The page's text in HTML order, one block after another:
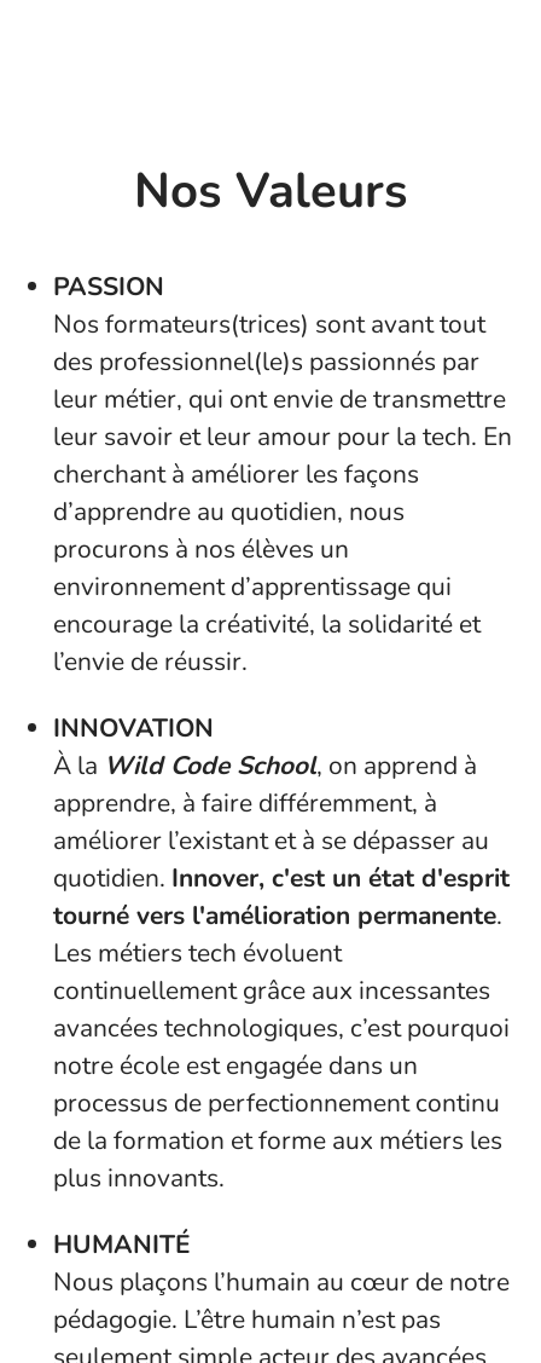
Nos Valeurs
PASSION
Nos formateurs(trices) sont avant tout
des professionnel(le)s passionnés par
leur métier, qui ont envie de transmettre
leur savoir et leur amour pour la tech. En
cherchant à améliorer les façons
d’apprendre au quotidien, nous
procurons à nos élèves un
environnement d’apprentissage qui
encourage la créativité, la solidarité et
l’envie de réussir.
INNOVATION
À la Wild Code School, on apprend à
apprendre, à faire différemment, à
améliorer l’existant et à se dépasser au
quotidien. Innover, c'est un état d'esprit
tourné vers l'amélioration permanente.
Les métiers tech évoluent
continuellement grâce aux incessantes
avancées technologiques, c’est pourquoi
notre école est engagée dans un
processus de perfectionnement continu
de la formation et forme aux métiers les
plus innovants.
HUMANITÉ
Nous plaçons l’humain au cœur de notre
pédagogie. L’être humain n’est pas